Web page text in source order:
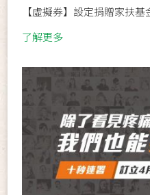
【虛擬券】設定捐贈家扶基
了解更多